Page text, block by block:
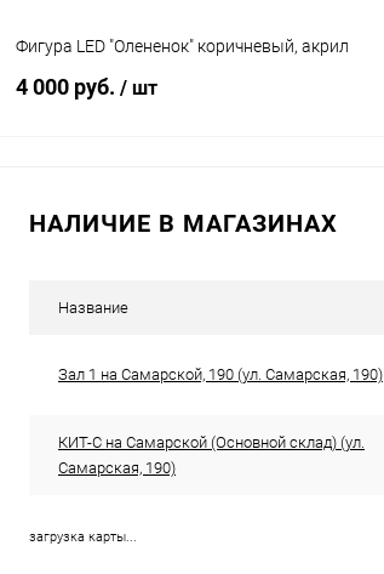
Фигура LED "Олененок" коричневый, акрил
4 000 руб. / шт
НАЛИЧИЕ В МАГАЗИНАХ
Название
Зал 1 на Самарской, 190 (ул. Самарская, 190)
КИТ-С на Самарской (Основной склад) (ул.
Самарская, 190)
загрузка карты...